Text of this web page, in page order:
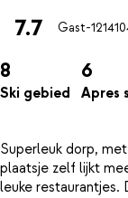
7.7 Gast-12141
8
Ski gebied
6
Apres
Superleuk dorp,
plaatsje zelf lijkt
leuke restaurantjes.